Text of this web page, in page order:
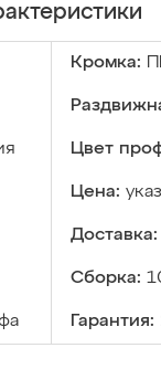
Кромка:
Цвет
Цена:
Доставка:
Сборка:
Гарантия: